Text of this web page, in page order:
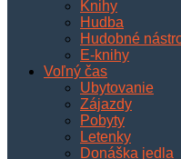
Knihy
Hudba
Hudobné
E-knihy
Voľný čas
Ubytovanie
Zájazdy
Pobyty
Letenky
Donáška jedla